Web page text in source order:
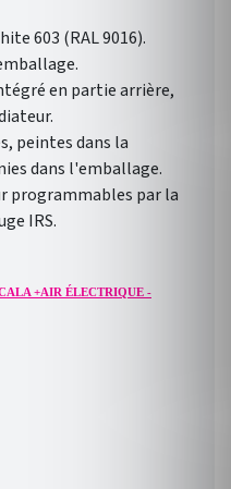
603 (RAL 9016).
en partie arrière,
peintes dans la
dans l'emballage.
programmables par la
IRS.
+AIR ÉLECTRIQUE -